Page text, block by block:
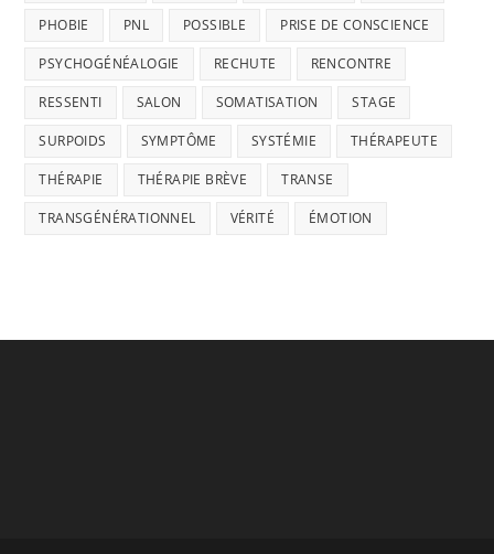
PHOBIE PNL POSSIBLE PRISE DE CONSCIENCE
PSYCHOGÉNÉALOGIE RECHUTE RENCONTRE
RESSENTI SALON SOMATISATION STAGE
SURPOIDS SYMPTÔME SYSTÉMIE THÉRAPEUTE
THÉRAPIE THÉRAPIE BRÈVE TRANSE
TRANSGÉNÉRATIONNEL VÉRITÉ ÉMOTION